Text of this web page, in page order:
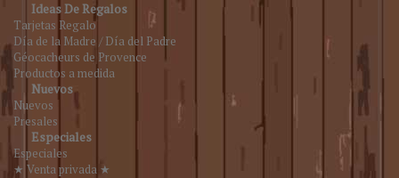
Ideas De Regalos
Tarjetas Regalo
Día de la Madre / Día del Padre
Géocacheurs de Provence
Productos a medida
Nuevos
Nuevos
Presales
Especiales
Especiales
★ Venta privada ★